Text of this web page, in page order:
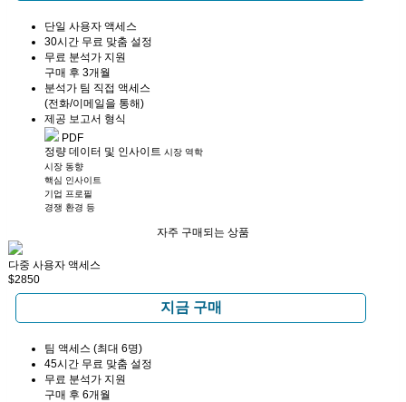
단일 사용자 액세스
30시간 무료 맞춤 설정
무료 분석가 지원
구매 후 3개월
분석가 팀 직접 액세스
(전화/이메일을 통해)
제공 보고서 형식
PDF
정량 데이터 및 인사이트 시장 역학
시장 동향
핵심 인사이트
기업 프로필
경쟁 환경 등
자주 구매되는 상품
다중 사용자 액세스
$2850
지금 구매
팀 액세스 (최대 6명)
45시간 무료 맞춤 설정
무료 분석가 지원
구매 후 6개월